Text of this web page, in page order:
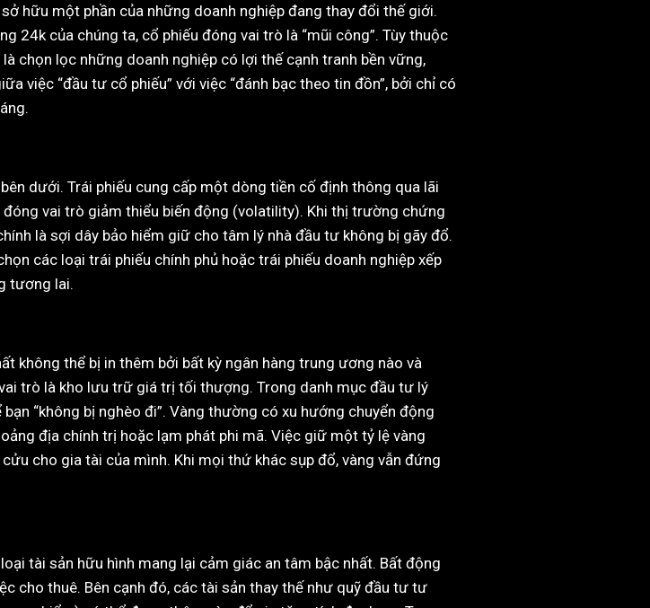
hữu một phần của những doanh nghiệp đang thay đổi thế giới.
24k của chúng ta, cổ phiếu đóng vai trò là “mũi công”. Tùy thuộc
chọn lọc những doanh nghiệp có lợi thế cạnh tranh bền vững,
việc “đầu tư cổ phiếu” với việc “đánh bạc theo tin đồn”, bởi chỉ có
dưới. Trái phiếu cung cấp một dòng tiền cố định thông qua lãi
vai trò giảm thiểu biến động (volatility). Khi thị trường chứng
là sợi dây bảo hiểm giữ cho tâm lý nhà đầu tư không bị gãy đổ.
các loại trái phiếu chính phủ hoặc trái phiếu doanh nghiệp xếp
tương lai.
không thể bị in thêm bởi bất kỳ ngân hàng trung ương nào và
trò là kho lưu trữ giá trị tối thượng. Trong danh mục đầu tư lý
“không bị nghèo đi”. Vàng thường có xu hướng chuyển động
địa chính trị hoặc lạm phát phi mã. Việc giữ một tỷ lệ vàng
cho gia tài của mình. Khi mọi thứ khác sụp đổ, vàng vẫn đứng
tài sản hữu hình mang lại cảm giác an tâm bậc nhất. Bất động
cho thuê. Bên cạnh đó, các tài sản thay thế như quỹ đầu tư tư